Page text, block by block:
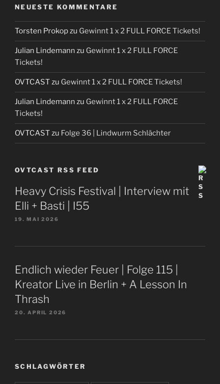
NEUESTE KOMMENTARE
Torsten Prokopzu Gewinnt 1 x 2 FULL FORCE Tickets!
Julian Lindemann zu Gewinnt 1 x 2 FULL FORCE
Tickets!
OVTCAST zu Gewinnt 1 x 2 FULL FORCE Tickets!
Julian Lindemann zu Gewinnt 1 x 2 FULL FORCE
Tickets!
OVTCAST zu Folge 36 | Lindwurm Schlächter
OVTCAST RSS FEED
Heavy Crisis Festival | Interview mit
Elli + Basti | I55
19. MAI 2026
Endlich wieder Feuer | Folge 115 |
Kreator Live in Berlin + A Lesson In
Thrash
20. APRIL 2026
SCHLAGWÖRTER